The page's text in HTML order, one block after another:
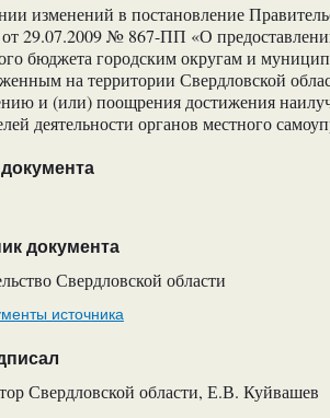
изменений в постановление
29.07.2009 № 867-ПП «О
бюджета городским округам и
на территории Свердловской
и (или) поощрения достижения
деятельности органов местного
документа
Свердловской области
источника
Свердловской области, Е.В. Куйвашев